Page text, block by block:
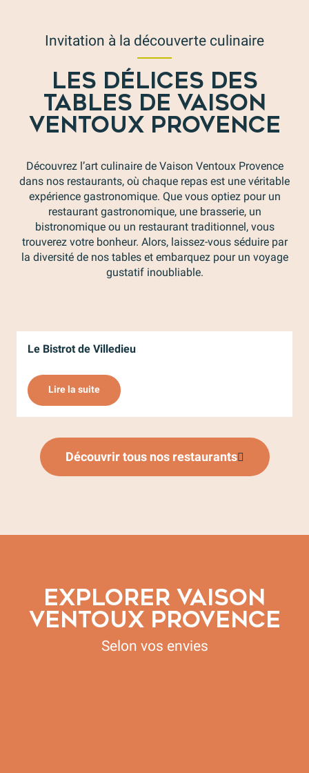
Invitation à la découverte culinaire
LES DÉLICES DES
TABLES DE VAISON
VENTOUX PROVENCE
Découvrez l’art culinaire de Vaison Ventoux Provence
dans nos restaurants, où chaque repas est une véritable
expérience gastronomique. Que vous optiez pour un
restaurant gastronomique, une brasserie, un
bistronomique ou un restaurant traditionnel, vous
trouverez votre bonheur. Alors, laissez-vous séduire par
la diversité de nos tables et embarquez pour un voyage
gustatif inoubliable.
Le Bistrot de Villedieu
Lire la suite
Découvrir tous nos restaurants
EXPLORER VAISON
VENTOUX PROVENCE
Selon vos envies